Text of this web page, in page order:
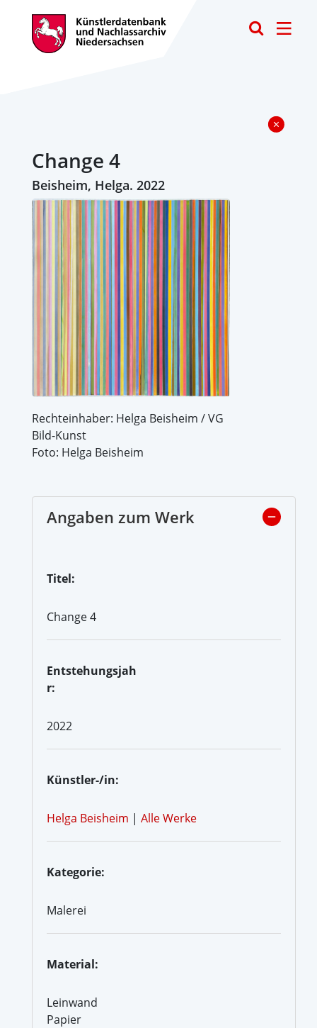
Change 4
Beisheim, Helga. 2022
Rechteinhaber: Helga Beisheim / VG
Bild-Kunst
Foto: Helga Beisheim
Angaben zum Werk
Titel:
Change 4
Entstehungsjah
r:
2022
Künstler-/in:
Helga Beisheim | Alle Werke
Kategorie:
Malerei
Material:
Leinwand
Papier